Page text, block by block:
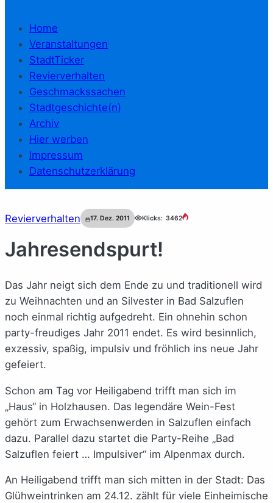
Home
Veranstaltungen
StadtTicker
Revierverhalten
Geschmackssachen
Stadtgeschichte(n)
Archiv
Hier werben
Impressum
Datenschutzerklärung
Revierverhalten 17. Dez. 2011 Klicks: 3462
Jahresendspurt!
Das Jahr neigt sich dem Ende zu und traditionell wird
zu Weihnachten und an Silvester in Bad Salzuflen
noch einmal richtig aufgedreht. Ein ohnehin schon
party-freudiges Jahr 2011 endet. Es wird besinnlich,
exzessiv, spaßig, impulsiv und fröhlich ins neue Jahr
gefeiert.
Schon am Tag vor Heiligabend trifft man sich im
„Haus“ in Holzhausen. Das legendäre Wein-Fest
gehört zum Erwachsenwerden in Salzuflen einfach
dazu. Parallel dazu startet die Party-Reihe „Bad
Salzuflen feiert … Impulsiver“ im Alpenmax durch.
An Heiligabend trifft man sich mitten in der Stadt: Das
Glühweintrinken am 24.12. zählt für viele Einheimische